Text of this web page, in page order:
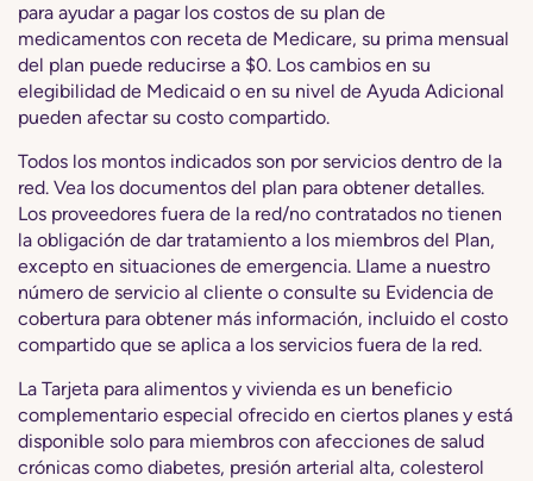
para ayudar a pagar los costos de su plan de
medicamentos con receta de Medicare, su prima mensual
del plan puede reducirse a $0. Los cambios en su
elegibilidad de Medicaid o en su nivel de Ayuda Adicional
pueden afectar su costo compartido.
Todos los montos indicados son por servicios dentro de la
red. Vea los documentos del plan para obtener detalles.
Los proveedores fuera de la red/no contratados no tienen
la obligación de dar tratamiento a los miembros del Plan,
excepto en situaciones de emergencia. Llame a nuestro
número de servicio al cliente o consulte su Evidencia de
cobertura para obtener más información, incluido el costo
compartido que se aplica a los servicios fuera de la red.
La Tarjeta para alimentos y vivienda es un beneficio
complementario especial ofrecido en ciertos planes y está
disponible solo para miembros con afecciones de salud
crónicas como diabetes, presión arterial alta, colesterol